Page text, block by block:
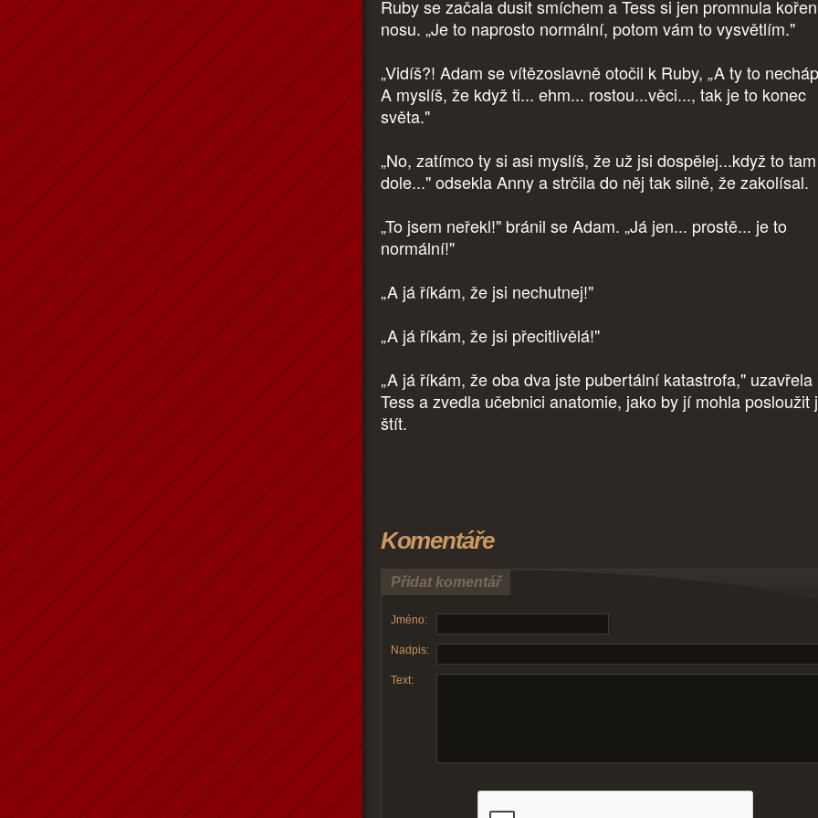
Ruby se začala dusit smíchem a Tess si jen promnula kořen
nosu. „Je to naprosto normální, potom vám to vysvětlím."
„Vidíš?! Adam se vítězoslavně otočil k Ruby, „A ty to
A myslíš, že když ti... ehm... rostou...věci..., tak je to konec
světa."
„No, zatímco ty si asi myslíš, že už jsi dospělej...když to tam
dole..." odsekla Anny a strčila do něj tak silně, že zakolísal.
„To jsem neřekl!" bránil se Adam. „Já jen... prostě... je to
normální!"
„A já říkám, že jsi nechutnej!"
„A já říkám, že jsi přecitlivělá!"
„A já říkám, že oba dva jste pubertální katastrofa," uzavřela
Tess a zvedla učebnici anatomie, jako by jí mohla posloužit
štít.
Komentáře
Přidat komentář
Jméno:
Nadpis:
Text: